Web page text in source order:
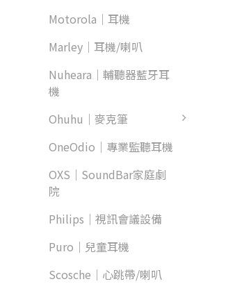
Motorola｜耳機
Marley｜耳機/喇叭
Nuheara｜輔聽器藍牙耳
機
Ohuhu｜麥克筆
OneOdio｜專業監聽耳機
OXS｜SoundBar家庭劇
院
Philips｜視訊會議設備
Puro｜兒童耳機
Scosche｜心跳帶/喇叭